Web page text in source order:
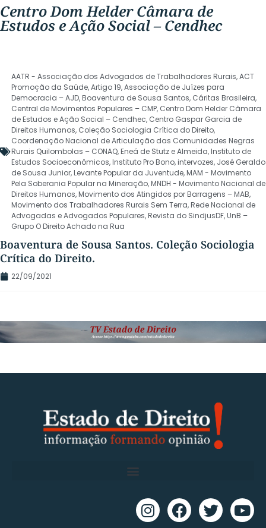
Centro Dom Helder Câmara de
Estudos e Ação Social – Cendhec
AATR - Associação dos Advogados de Trabalhadores Rurais,ACT
Promoção da Saúde,Artigo 19,Associação de Juízes para
Democracia – AJD,Boaventura de Sousa Santos, Cáritas Brasileira,
Central de Movimentos Populares – CMP, Centro Dom Helder Câmara
de Estudos e Ação Social – Cendhec, Centro Gaspar Garcia de
Direitos Humanos, Coleção Sociologia Crítica do Direito,
Coordenação Nacional de Articulação das Comunidades Negras
Rurais Quilombolas – CONAQ,Eneá de Stutz e Almeida,Instituto de
Estudos Socioeconômicos,Instituto Pro Bono,intervozes, José Geraldo
de Sousa Junior,Levante Popular da Juventude,MAM - Movimento
Pela Soberania Popular na Mineração,MNDH - Movimento Nacional de
Direitos Humanos,Movimento dos Atingidos por Barragens – MAB,
Movimento dos Trabalhadores Rurais Sem Terra,Rede Nacional de
Advogadas e Advogados Populares,Revista do SindjusDF,UnB –
Grupo O Direito Achado na Rua
Boaventura de Sousa Santos. Coleção Sociologia
Crítica do Direito.
22/09/2021